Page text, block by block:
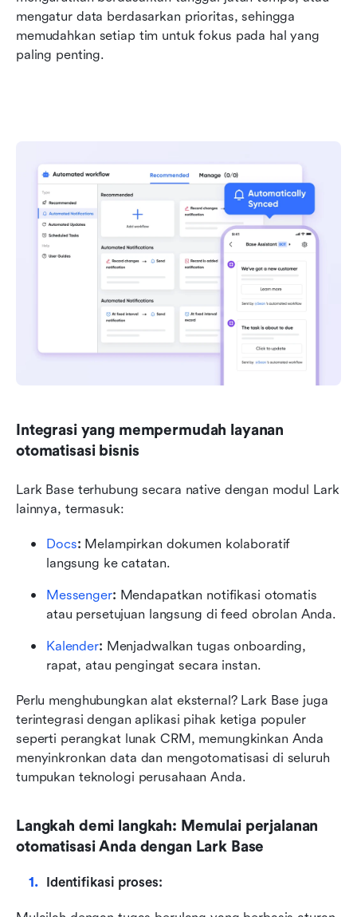
mengatur data berdasarkan prioritas, sehingga
memudahkan setiap tim untuk fokus pada hal yang
paling penting.
Integrasi yang mempermudah layanan
otomatisasi bisnis
Lark Base terhubung secara native dengan modul Lark
lainnya, termasuk:
Docs: Melampirkan dokumen kolaboratif
langsung ke catatan.
Messenger: Mendapatkan notifikasi otomatis
atau persetujuan langsung di feed obrolan Anda.
Kalender: Menjadwalkan tugas onboarding,
rapat, atau pengingat secara instan.
Perlu menghubungkan alat eksternal? Lark Base juga
terintegrasi dengan aplikasi pihak ketiga populer
seperti perangkat lunak CRM, memungkinkan Anda
menyinkronkan data dan mengotomatisasi di seluruh
tumpukan teknologi perusahaan Anda.
Langkah demi langkah: Memulai perjalanan
otomatisasi Anda dengan Lark Base
Identifikasi proses: